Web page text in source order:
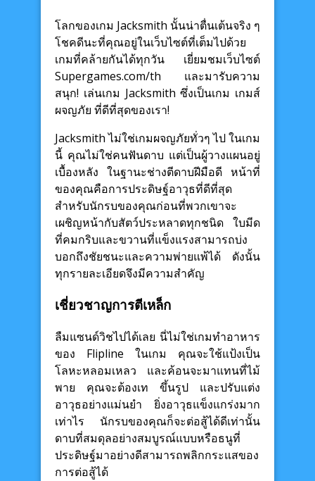
โลกของเกม Jacksmith นั้นน่าตื่นเต้นจริง ๆ
โชคดีนะที่คุณอยู่ในเว็บไซต์ที่เต็มไปด้วย
เกมที่คล้ายกันได้ทุกวัน เยี่ยมชมเว็บไซต์
Supergames.com/th และมารับความ
สนุก! เล่นเกม Jacksmith ซึ่งเป็นเกม เกมส์
ผจญภัย ที่ดีที่สุดของเรา!
Jacksmith ไม่ใช่เกมผจญภัยทั่วๆ ไป ในเกม
นี้ คุณไม่ใช่คนฟันดาบ แต่เป็นผู้วางแผนอยู่
เบื้องหลัง ในฐานะช่างตีดาบฝีมือดี หน้าที่
ของคุณคือการประดิษฐ์อาวุธที่ดีที่สุด
สำหรับนักรบของคุณก่อนที่พวกเขาจะ
เผชิญหน้ากับสัตว์ประหลาดทุกชนิด ใบมีด
ที่คมกริบและขวานที่แข็งแรงสามารถบ่ง
บอกถึงชัยชนะและความพ่ายแพ้ได้ ดังนั้น
ทุกรายละเอียดจึงมีความสำคัญ
เชี่ยวชาญการตีเหล็ก
ลืมแซนด์วิชไปได้เลย นี่ไม่ใช่เกมทำอาหาร
ของ Flipline ในเกม คุณจะใช้แป้งเป็น
โลหะหลอมเหลว และค้อนจะมาแทนที่ไม้
พาย คุณจะต้องเท ขึ้นรูป และปรับแต่ง
อาวุธอย่างแม่นยำ ยิ่งอาวุธแข็งแกร่งมาก
เท่าไร นักรบของคุณก็จะต่อสู้ได้ดีเท่านั้น
ดาบที่สมดุลอย่างสมบูรณ์แบบหรือธนูที่
ประดิษฐ์มาอย่างดีสามารถพลิกกระแสของ
การต่อสู้ได้